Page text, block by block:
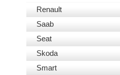
Renault
Saab
Seat
Skoda
Smart